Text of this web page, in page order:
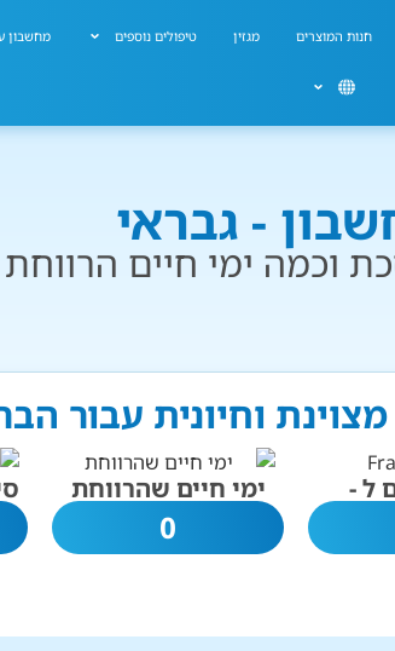
חנות המוצרים מגזין טיפולים נוספים מחשבון
- גבראי
וכמה ימי חיים הרווחת
וחיונית עבור
ל - ימי חיים שהרווחת
0